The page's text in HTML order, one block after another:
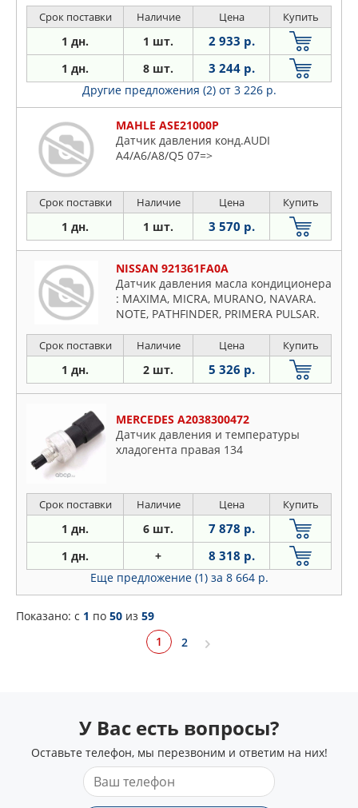
Срок поставки Наличие Цена Купить
1 дн. 1 шт. 2 933 р.
1 дн. 8 шт. 3 244 р.
Другие предложения (2) от 3 226 р.
MAHLE ASE21000P
Датчик давления конд.AUDI
A4/A6/A8/Q5 07=>
Срок поставки Наличие Цена Купить
1 дн. 1 шт. 3 570 р.
NISSAN 921361FA0A
Датчик давления масла кондиционера
: MAXIMA, MICRA, MURANO, NAVARA.
NOTE, PATHFINDER, PRIMERA PULSAR.
Срок поставки Наличие Цена Купить
1 дн. 2 шт. 5 326 р.
MERCEDES A2038300472
Датчик давления и температуры
хладогента правая 134
Срок поставки Наличие Цена Купить
1 дн. 6 шт. 7 878 р.
1 дн. + 8 318 р.
Еще предложение (1) за 8 664 р.
Показано: c 1 по 50 из 59
1
2
У Вас есть вопросы?
Оставьте телефон, мы перезвоним и ответим на них!